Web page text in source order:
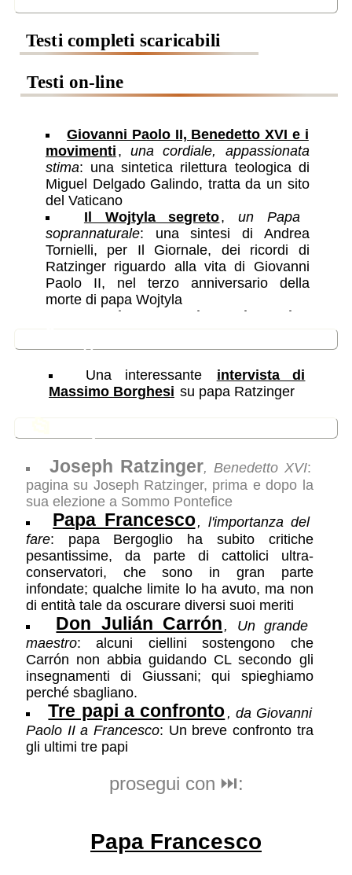
Testi on-line
Giovanni Paolo II, Benedetto XVI e i
movimenti , una cordiale, appassionata
stima: una sintetica rilettura teologica di
Miguel Delgado Galindo, tratta da un sito
del Vaticano
Il Wojtyla segreto,un Papa
soprannaturale: una sintesi di Andrea
Tornielli, per Il Giornale, dei ricordi di
Ratzinger riguardo alla vita di Giovanni
Paolo II, nel terzo anniversario della
morte di papa Wojtyla
Ratzinger e don Giussani
tra Joseph Ratzinger e don Luigi Giussani
La sensatezza della fede
intervista a
Ratzinger: intevista rilasciata nel 1980 su
un periodico bavarese dall'allora card.
Verità del cristianesimo?,Fede e
ragione: Un intervento di Joseph
Ratzinger alla Sorbona di Parigi, 1999,
sulla verità del cristianesimo
Una interessante
intervista di
Massimo Borghesi su papa Ratzinger
Joseph Ratzinger, Benedetto XVI:
pagina su Joseph Ratzinger, prima e dopo la
sua elezione a Sommo Pontefice
Papa Francesco, l'importanza del
fare: papa Bergoglio ha subito critiche
pesantissime, da parte di cattolici ultra-
conservatori, che sono in gran parte
infondate; qualche limite lo ha avuto, ma non
di entità tale da oscurare diversi suoi meriti
Don Julián Carrón , Un grande
maestro: alcuni ciellini sostengono che
Carrón non abbia guidando CL secondo gli
insegnamenti di Giussani; qui spieghiamo
perché sbagliano.
Tre papi a confronto , da Giovanni
Paolo II a Francesco: Un breve confronto tra
gli ultimi tre papi
prosegui con ⏭️:
Papa Francesco